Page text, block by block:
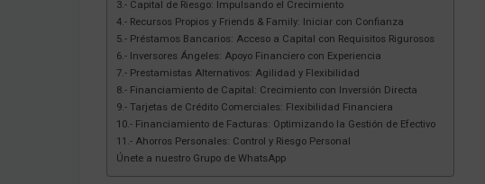
3.- Capital de Riesgo: Impulsando el Crecimiento
4.- Recursos Propios y Friends & Family: Iniciar con Confianza
5.- Préstamos Bancarios: Acceso a Capital con Requisitos Rigurosos
6.- Inversores Ángeles: Apoyo Financiero con Experiencia
7.- Prestamistas Alternativos: Agilidad y Flexibilidad
8.- Financiamiento de Capital: Crecimiento con Inversión Directa
9.- Tarjetas de Crédito Comerciales: Flexibilidad Financiera
10.- Financiamiento de Facturas: Optimizando la Gestión de Efectivo
11.- Ahorros Personales: Control y Riesgo Personal
Únete a nuestro Grupo de WhatsApp